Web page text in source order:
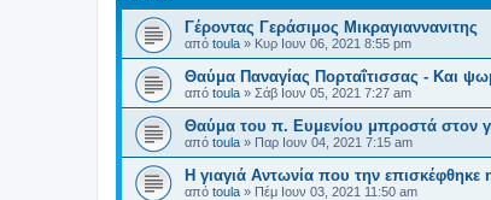
Γέροντας Γεράσιμος Μικραγιαννανιτης
από toula » Κυρ Ιουν 06, 2021 8:55 pm
Θαύμα Παναγίας Πορταΐτισσας - Και
από toula » Σάβ Ιουν 05, 2021 7:27 am
Θαύμα του π. Ευμενίου μπροστά στον
από toula » Παρ Ιουν 04, 2021 7:15 am
Η γιαγιά Αντωνία που την επισκέφθηκε
από toula » Πέμ Ιουν 03, 2021 11:50 am